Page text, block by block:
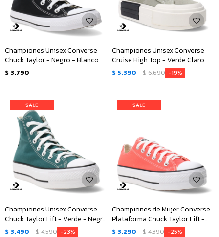
Championes Unisex Converse
Chuck Taylor - Negro - Blanco
$ 3.790
Championes Unisex Converse
Cruise High Top - Verde Claro
$ 5.390 $6.690 19
Championes Unisex Converse
Chuck Taylor Lift - Verde - Negro
- Blanco
$ 3.490 $4.590 23
Championes de Mujer Converse
Plataforma Chuck Taylor Lift -
Rojo Fuego - Negro - Blanco
$ 3.290 $4.390 25